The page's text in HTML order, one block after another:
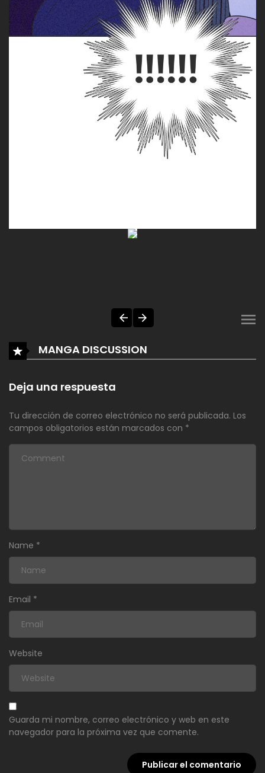
MANGA DISCUSSION
Deja una respuesta
Tu dirección de correo electrónico no será publicada. Los
campos obligatorios están marcados con *
Name *
Email *
Website
Guarda mi nombre, correo electrónico y web en este
navegador para la próxima vez que comente.